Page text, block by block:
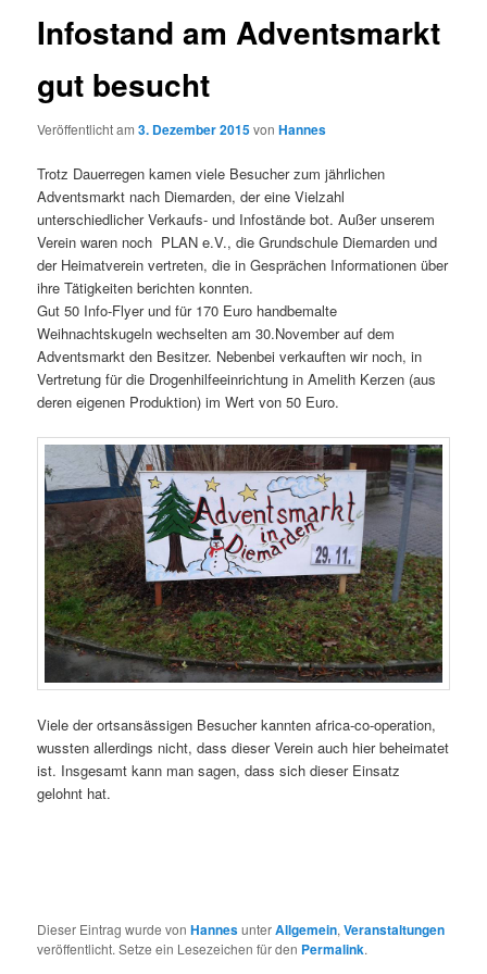
Infostand am Adventsmarkt
gut besucht
Veröffentlicht am3. Dezember 2015vonHannes
Trotz Dauerregen kamen viele Besucher zum jährlichen
Adventsmarkt nach Diemarden, der eine Vielzahl
unterschiedlicher Verkaufs- und Infostände bot. Außer unserem
Verein waren noch PLAN e.V., die Grundschule Diemarden und
der Heimatverein vertreten, die in Gesprächen Informationen über
ihre Tätigkeiten berichten konnten.
Gut 50 Info-Flyer und für 170 Euro handbemalte
Weihnachtskugeln wechselten am 30.November auf dem
Adventsmarkt den Besitzer. Nebenbei verkauften wir noch, in
Vertretung für die Drogenhilfeeinrichtung in Amelith Kerzen (aus
deren eigenen Produktion) im Wert von 50 Euro.
Viele der ortsansässigen Besucher kannten africa-co-operation,
wussten allerdings nicht, dass dieser Verein auch hier beheimatet
ist. Insgesamt kann man sagen, dass sich dieser Einsatz
gelohnt hat.
Dieser Eintrag wurde vonHannesunterAllgemein,Veranstaltungen
veröffentlicht. Setze ein Lesezeichen für den Permalink.